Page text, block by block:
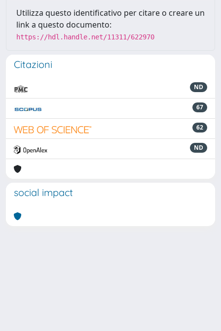
Utilizza questo identificativo per citare o creare un
link a questo documento:
https://hdl.handle.net/11311/622970
Citazioni
ND
67
62
ND
social impact